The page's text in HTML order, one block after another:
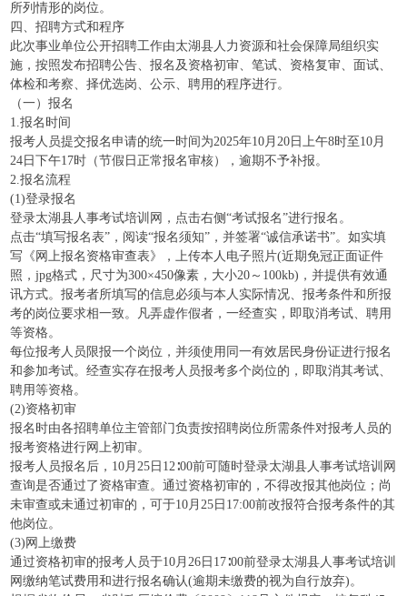
所列情形的岗位。
四、招聘方式和程序
此次事业单位公开招聘工作由太湖县人力资源和社会保障局组织实
施，按照发布招聘公告、报名及资格初审、笔试、资格复审、面试、
体检和考察、择优选岗、公示、聘用的程序进行。
（一）报名
1.报名时间
报考人员提交报名申请的统一时间为2025年10月20日上午8时至10月
24日下午17时（节假日正常报名审核），逾期不予补报。
2.报名流程
(1)登录报名
登录太湖县人事考试培训网，点击右侧“考试报名”进行报名。
点击“填写报名表”，阅读“报名须知”，并签署“诚信承诺书”。如实填
写《网上报名资格审查表》，上传本人电子照片(近期免冠正面证件
照，jpg格式，尺寸为300×450像素，大小20～100kb)，并提供有效通
讯方式。报考者所填写的信息必须与本人实际情况、报考条件和所报
考的岗位要求相一致。凡弄虚作假者，一经查实，即取消考试、聘用
等资格。
每位报考人员限报一个岗位，并须使用同一有效居民身份证进行报名
和参加考试。经查实存在报考人员报考多个岗位的，即取消其考试、
聘用等资格。
(2)资格初审
报名时由各招聘单位主管部门负责按招聘岗位所需条件对报考人员的
报考资格进行网上初审。
报考人员报名后，10月25日12∶00前可随时登录太湖县人事考试培训网
查询是否通过了资格审查。通过资格初审的，不得改报其他岗位；尚
未审查或未通过初审的，可于10月25日17:00前改报符合报考条件的其
他岗位。
(3)网上缴费
通过资格初审的报考人员于10月26日17∶00前登录太湖县人事考试培训
网缴纳笔试费用和进行报名确认(逾期未缴费的视为自行放弃)。